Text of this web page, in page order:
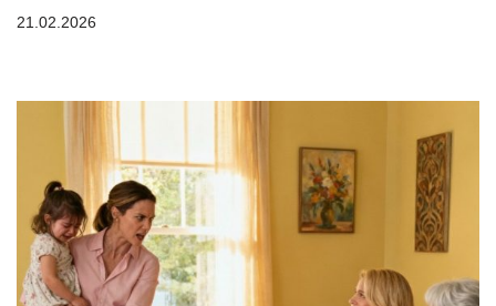
21.02.2026